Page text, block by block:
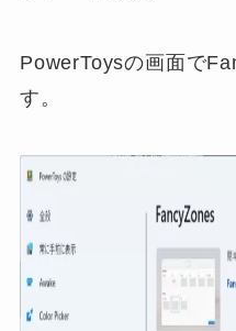
PowerToysの画面で
す。